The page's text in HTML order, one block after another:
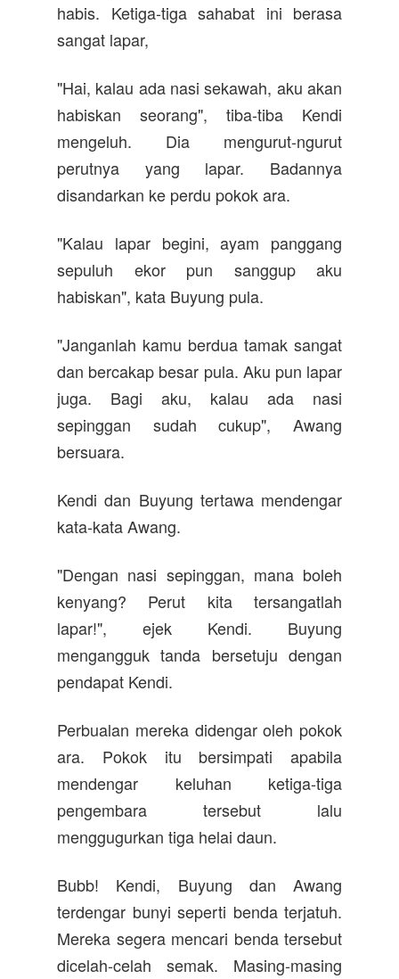
habis. Ketiga-tiga sahabat ini berasa
sangat lapar,
"Hai, kalau ada nasi sekawah, aku akan
habiskan seorang", tiba-tiba Kendi
mengeluh. Dia mengurut-ngurut
perutnya yang lapar. Badannya
disandarkan ke perdu pokok ara.
"Kalau lapar begini, ayam panggang
sepuluh ekor pun sanggup aku
habiskan", kata Buyung pula.
"Janganlah kamu berdua tamak sangat
dan bercakap besar pula. Aku pun lapar
juga. Bagi aku, kalau ada nasi
sepinggan sudah cukup", Awang
bersuara.
Kendi dan Buyung tertawa mendengar
kata-kata Awang.
"Dengan nasi sepinggan, mana boleh
kenyang? Perut kita tersangatlah
lapar!", ejek Kendi. Buyung
mengangguk tanda bersetuju dengan
pendapat Kendi.
Perbualan mereka didengar oleh pokok
ara. Pokok itu bersimpati apabila
mendengar keluhan ketiga-tiga
pengembara tersebut lalu
menggugurkan tiga helai daun.
Bubb! Kendi, Buyung dan Awang
terdengar bunyi seperti benda terjatuh.
Mereka segera mencari benda tersebut
dicelah-celah semak. Masing-masing